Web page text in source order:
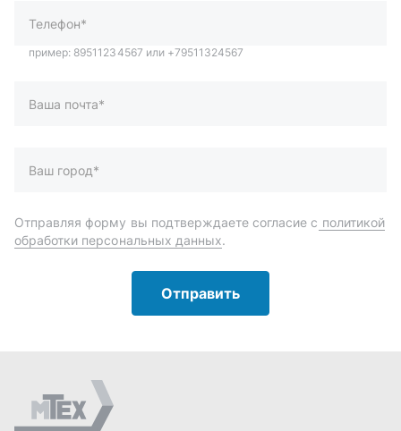
Отправить
Автозапчасти и комплектующие
Масла и автохимия